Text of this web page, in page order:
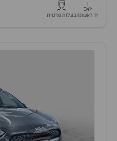
1
יד ראשונהבעלות פרטית